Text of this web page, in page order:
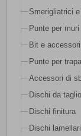
Smerigliatrici
Punte per muri
Bit e
Punte per
Accessori di
Dischi da taglio
Dischi finitura
Dischi lamellari